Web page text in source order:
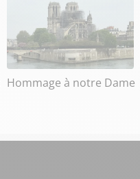
Hommage à notre Dame